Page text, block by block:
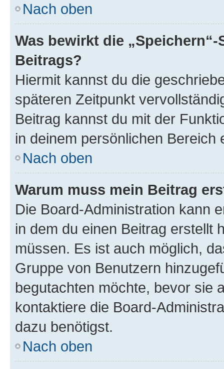
Nach oben
Was bewirkt die
Beitrags?
Hiermit kannst du die
späteren Zeitpunkt
Beitrag kannst du mit der
in deinem persönlichen Bereich
Nach oben
Warum muss mein Beitrag
Die Board-Administration kann
in dem du einen Beitrag erstellt
müssen. Es ist auch möglich,
Gruppe von Benutzern
begutachten möchte, bevor sie
kontaktiere die Board-
dazu benötigst.
Nach oben